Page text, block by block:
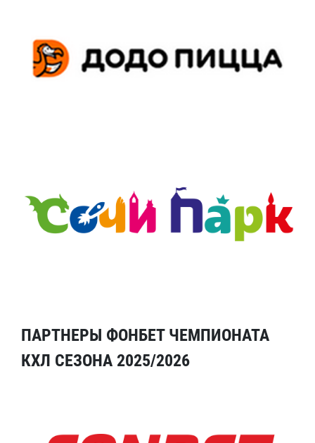
ПАРТНЕРЫ ФОНБЕТ ЧЕМПИОНАТА
КХЛ СЕЗОНА 2025/2026